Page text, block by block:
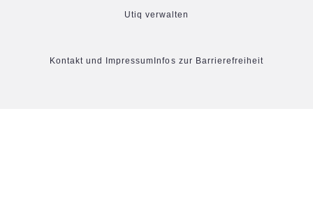
Utiq verwalten
Kontakt und Impressum Infos zur Barrierefreiheit